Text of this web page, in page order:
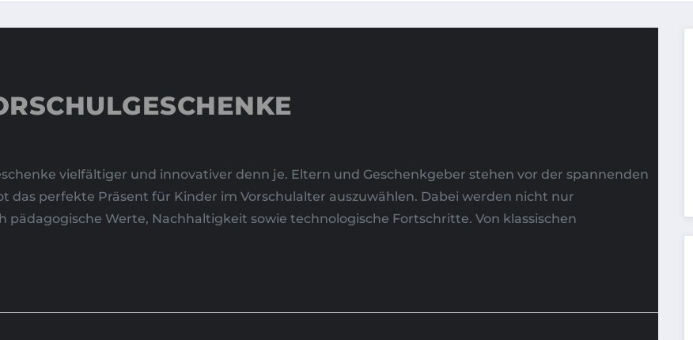
vielfältiger und innovativer denn je. Eltern und Geschenkgeber stehen vor der spannenden
perfekte Präsent für Kinder im Vorschulalter auszuwählen. Dabei werden nicht nur
Werte, Nachhaltigkeit sowie technologische Fortschritte. Von klassischen